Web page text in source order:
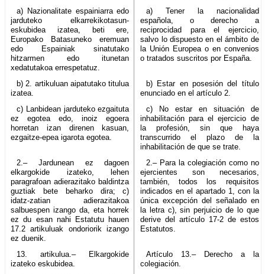
a) Nazionalitate espainiarra edo
jarduteko elkarrekikotasun-
eskubidea izatea, beti ere,
Europako Batasuneko eremuan
edo Espainiak sinatutako
hitzarmen edo itunetan
xedatutakoa errespetatuz.
a) Tener la nacionalidad
española, o derecho a
reciprocidad para el ejercicio,
salvo lo dispuesto en el ámbito de
la Unión Europea o en convenios
o tratados suscritos por España.
b) 2. artikuluan aipatutako titulua
izatea.
b) Estar en posesión del título
enunciado en el artículo 2.
c) Lanbidean jarduteko ezgaituta
ez egotea edo, inoiz egoera
horretan izan direnen kasuan,
ezgaitze-epea igarota egotea.
c) No estar en situación de
inhabilitación para el ejercicio de
la profesión, sin que haya
transcurrido el plazo de la
inhabilitación de que se trate.
2.– Jardunean ez dagoen
elkargokide izateko, lehen
paragrafoan adierazitako baldintza
guztiak bete beharko dira; c)
idatz-zatian adierazitakoa
salbuespen izango da, eta horrek
ez du esan nahi Estatutu hauen
17.2 artikuluak ondoriorik izango
ez duenik.
2.– Para la colegiación como no
ejercientes son necesarios,
también, todos los requisitos
indicados en el apartado 1, con la
única excepción del señalado en
la letra c), sin perjuicio de lo que
derive del artículo 17-2 de estos
Estatutos.
13. artikulua.– Elkargokide
izateko eskubidea.
Artículo 13.– Derecho a la
colegiación.